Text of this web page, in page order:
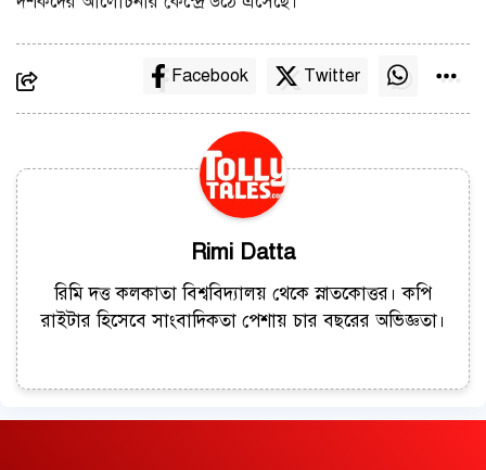
Facebook Twitter
Rimi Datta
রিমি দত্ত কলকাতা বিশ্ববিদ্যালয় থেকে স্নাতকোত্তর। কপি
রাইটার হিসেবে সাংবাদিকতা পেশায় চার বছরের অভিজ্ঞতা।